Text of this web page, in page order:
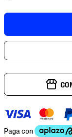
10. tenis nike